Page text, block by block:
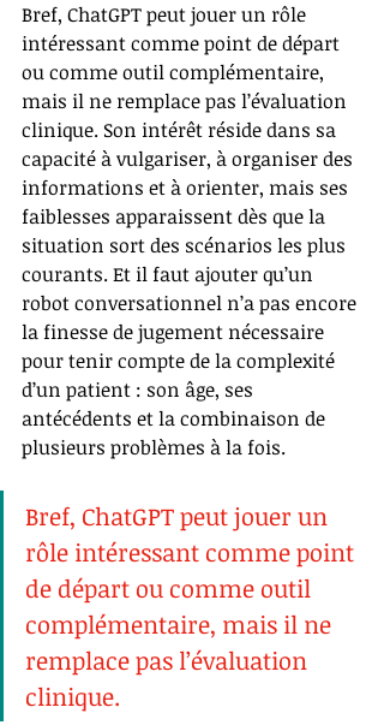
Bref, ChatGPT peut jouer un rôle
intéressant comme point de départ
ou comme outil complémentaire,
mais il ne remplace pas l’évaluation
clinique. Son intérêt réside dans sa
capacité à vulgariser, à organiser des
informations et à orienter, mais ses
faiblesses apparaissent dès que la
situation sort des scénarios les plus
courants. Et il faut ajouter qu’un
robot conversationnel n’a pas encore
la finesse de jugement nécessaire
pour tenir compte de la complexité
d’un patient : son âge, ses
antécédents et la combinaison de
plusieurs problèmes à la fois.
Bref, ChatGPT peut jouer un
rôle intéressant comme point
de départ ou comme outil
complémentaire, mais il ne
remplace pas l’évaluation
clinique.